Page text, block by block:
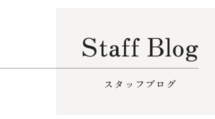
Staff Blog
スタッフブログ